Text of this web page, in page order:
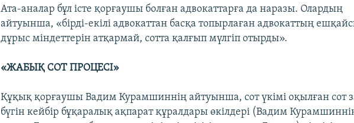
Ата-аналар бұл істе қорғаушы болған адвокаттарға да наразы. Олардың
айтуынша, «бірді-екілі адвокаттан басқа топырлаған адвокаттың
дұрыс міндеттерін атқармай, сотта қалғып мүлгіп отырды».
«ЖАБЫҚ СОТ ПРОЦЕСІ»
Құқық қорғаушы Вадим Курамшиннің айтуынша, сот үкімі оқылған сот
бүгін кейбір бұқаралық ақпарат құралдары өкілдері (Вадим